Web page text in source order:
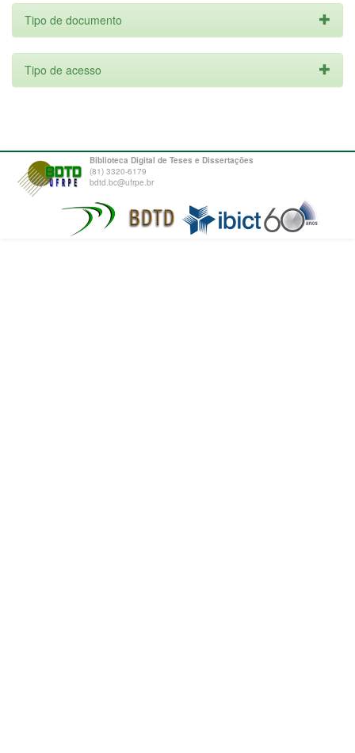
Tipo de documento
Tipo de acesso
Biblioteca Digital de Teses e Dissertações
(81) 3320-6179
bdtd.bc@ufrpe.br